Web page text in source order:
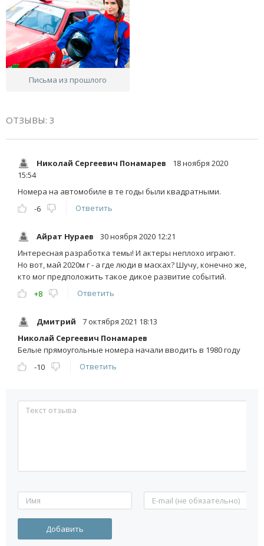
Письма из прошлого
ОТЗЫВЫ: 3
Николай Сергеевич Понамарев
18 ноября 2020
15:54
Номера на автомобиле в те годы были квадратными.
-6
Ответить
Айрат Нураев
30 ноября 2020 12:21
Интересная разработка темы! И актеры неплохо играют.
Но вот, май 2020м г - а где люди в масках? Шучу, конечно же,
кто мог предположить такое дикое развитие событий.
+8
Ответить
Дмитрий
7 октября 2021 18:13
Николай Сергеевич Понамарев
Белые прямоугольные номера начали вводить в 1980 году
-10
Ответить